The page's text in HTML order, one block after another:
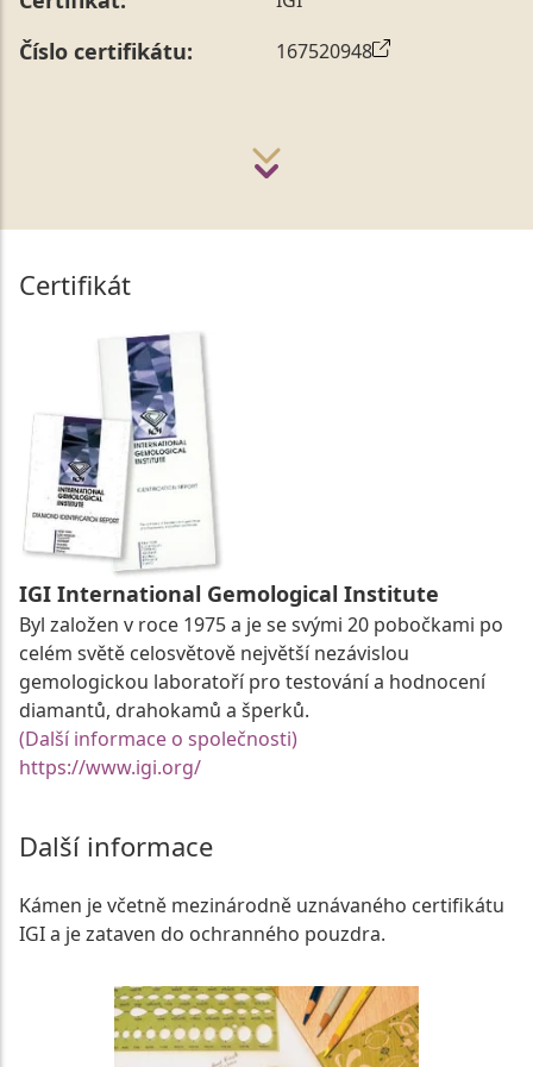
Číslo certifikátu: 167520948
Certifikát
IGI International Gemological Institute
Byl založen v roce 1975 a je se svými 20 pobočkami po
celém světě celosvětově největší nezávislou
gemologickou laboratoří pro testování a hodnocení
diamantů, drahokamů a šperků.
(Další informace o společnosti)
https://www.igi.org/
Další informace
Kámen je včetně mezinárodně uznávaného certifikátu
IGI a je zataven do ochranného pouzdra.